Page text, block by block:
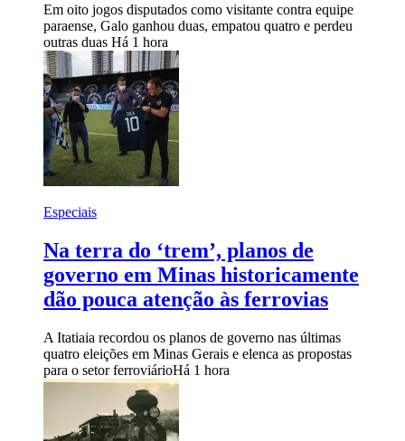
Em oito jogos disputados como visitante contra equipe
paraense, Galo ganhou duas, empatou quatro e perdeu
outras duas Há 1 hora
Especiais
Na terra do ‘trem’, planos de
governo em Minas historicamente
dão pouca atenção às ferrovias
A Itatiaia recordou os planos de governo nas últimas
quatro eleições em Minas Gerais e elenca as propostas
para o setor ferroviárioHá 1 hora